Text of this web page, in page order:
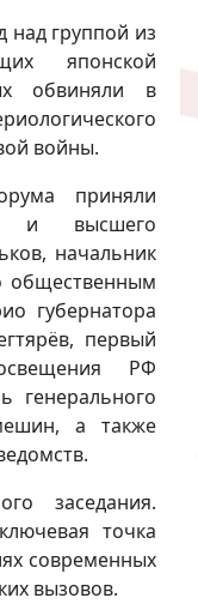
над группой из
японской
обвиняли в
войны.
приняли
и высшего
начальник
общественным
губернатора
первый
РФ
генерального
а также
заседания.
точка
современных
вызовов.